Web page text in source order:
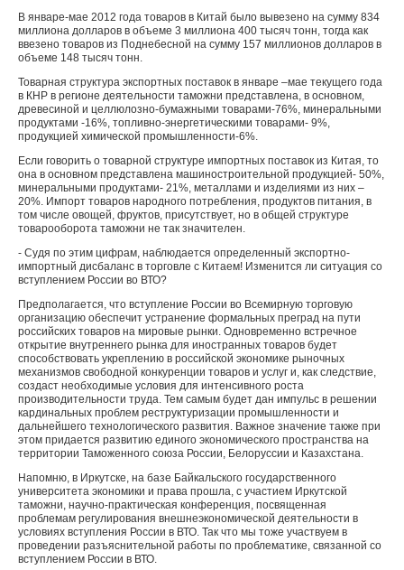
В январе-мае 2012 года товаров в Китай было вывезено на сумму 834
миллиона долларов в объеме 3 миллиона 400 тысяч тонн, тогда как
ввезено товаров из Поднебесной на сумму 157 миллионов долларов в
объеме 148 тысяч тонн.
Товарная структура экспортных поставок в январе –мае текущего года
в КНР в регионе деятельности таможни представлена, в основном,
древесиной и целлюлозно-бумажными товарами-76%, минеральными
продуктами -16%, топливно-энергетическими товарами- 9%,
продукцией химической промышленности-6%.
Если говорить о товарной структуре импортных поставок из Китая, то
она в основном представлена машиностроительной продукцией- 50%,
минеральными продуктами- 21%, металлами и изделиями из них –
20%. Импорт товаров народного потребления, продуктов питания, в
том числе овощей, фруктов, присутствует, но в общей структуре
товарооборота таможни не так значителен.
- Судя по этим цифрам, наблюдается определенный экспортно-
импортный дисбаланс в торговле с Китаем! Изменится ли ситуация со
вступлением России во ВТО?
Предполагается, что вступление России во Всемирную торговую
организацию обеспечит устранение формальных преград на пути
российских товаров на мировые рынки. Одновременно встречное
открытие внутреннего рынка для иностранных товаров будет
способствовать укреплению в российской экономике рыночных
механизмов свободной конкуренции товаров и услуг и, как следствие,
создаст необходимые условия для интенсивного роста
производительности труда. Тем самым будет дан импульс в решении
кардинальных проблем реструктуризации промышленности и
дальнейшего технологического развития. Важное значение также при
этом придается развитию единого экономического пространства на
территории Таможенного союза России, Белоруссии и Казахстана.
Напомню, в Иркутске, на базе Байкальского государственного
университета экономики и права прошла, с участием Иркутской
таможни, научно-практическая конференция, посвященная
проблемам регулирования внешнеэкономической деятельности в
условиях вступления России в ВТО. Так что мы тоже участвуем в
проведении разъяснительной работы по проблематике, связанной со
вступлением России в ВТО.